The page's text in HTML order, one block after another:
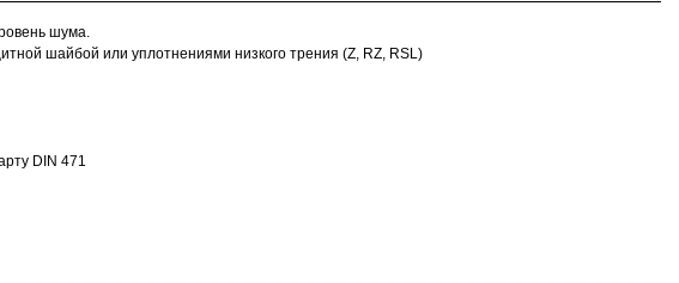
шума.
шайбой или уплотнениями низкого трения (Z, RZ, RSL)
DIN 471